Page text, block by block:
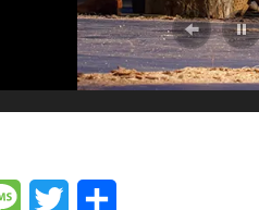
MessageTwitter